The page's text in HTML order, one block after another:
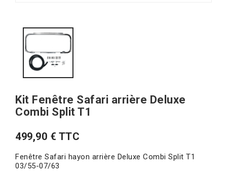
Kit Fenêtre Safari arrière Deluxe
Combi Split T1
499,90 € TTC
Fenêtre Safari hayon arrière Deluxe Combi Split T1
03/55-07/63